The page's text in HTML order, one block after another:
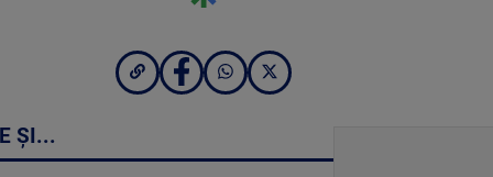
ȘI...